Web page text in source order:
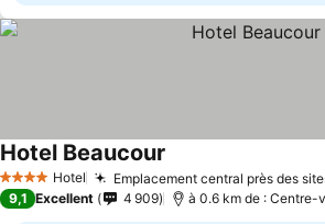
4 Étoiles Hotel Emplacement central près des
Hotel Beaucour
9,1 Excellent 4 909 à 0.6 km de : Centre-